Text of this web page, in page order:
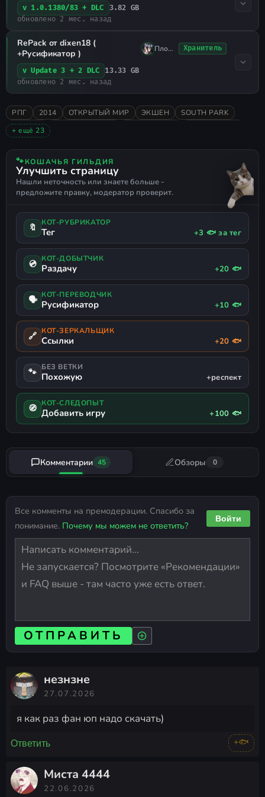
v 1.0.1380/83 + DLC
3.82 GB
обновлено 2 мес. назад
RePack от dixen18 (
+Русификатор )
Плохо СпалХранитель
v Update 3 + 2 DLC
13.33 GB
обновлено 2 мес. назад
РПГ 2014 ОТКРЫТЫЙ МИР ЭКШЕН
SOUTH PARK
КВЕСТЫ
КРАЙНЕ ПОЛОЖИТЕЛЬНЫЕ
КАСТОМИЗАЦИЯ
КОМЕДИЯ
БОЙ
МУЛЬТЯШНАЯ
РЕИГРАБЕЛЬНОСТЬ
ЧЁРНЫЙ ЮМОР
18+ ИНВЕНТАРЬ МЕМЫ
ДИАЛОГИ
АМЕРИКА
САТИРА РУССКИЙ ЯЗЫК
РУССКАЯ ОЗВУЧКА
ПОДДЕРЖКА ГЕЙМПАДА
+ ещё 23
🐾КОШАЧЬЯ ГИЛЬДИЯ
Улучшить страницу
Нашли неточность или знаете больше -
предложите правку, модератор проверит.
🔖 КОТ-РУБРИКАТОР
Тег +3 🐟 за тег
💿 КОТ-ДОБЫТЧИК
Раздачу +20 🐟
🗣 КОТ-ПЕРЕВОДЧИК
Русификатор +10 🐟
🔗 КОТ-ЗЕРКАЛЬЩИК
Ссылки +20 🐟
🐾 БЕЗ ВЕТКИ
Похожую +респект
🧭 КОТ-СЛЕДОПЫТ
Добавить игру +100 🐟
Комментарии 45 Обзоры 0
Все комменты на премодерации. Спасибо за
понимание. Почему мы можем не ответить?
Войти
ОТПРАВИТЬ
незнзне
27.07.2026
я как раз фан юп надо скачать)
Ответить +🐟
Миста 4444
22.06.2026